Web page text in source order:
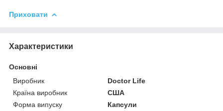
Приховати
Характеристики
Основні
Виробник
Doctor Life
Країна виробник
США
Форма випуску
Капсули